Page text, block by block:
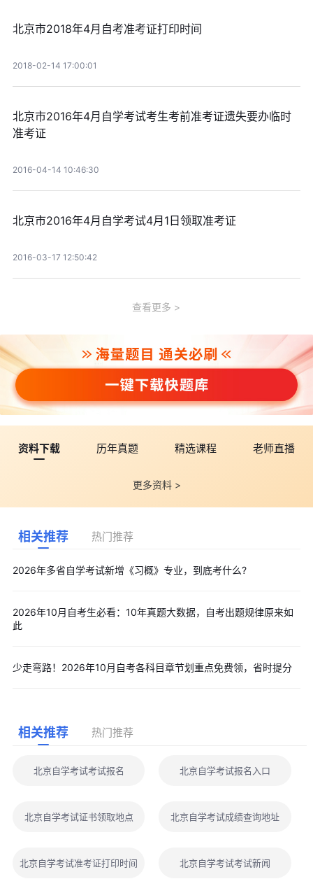
北京市2018年4月自考准考证打印时间
2018-02-14 17:00:01
北京市2016年4月自学考试考生考前准考证遗失要办临时
准考证
2016-04-14 10:46:30
北京市2016年4月自学考试4月1日领取准考证
2016-03-17 12:50:42
查看更多
资料下载 历年真题 精选课程 老师直播
更多资料 >
相关推荐 热门推荐
2026年多省自学考试新增《习概》专业，到底考什么?
2026年10月自考生必看：10年真题大数据，自考出题规律原来如
此
少走弯路！2026年10月自考各科目章节划重点免费领，省时提分
相关推荐 热门推荐
北京自学考试考试报名 北京自学考试报名入口
北京自学考试证书领取地点 北京自学考试成绩查询地址
北京自学考试准考证打印时间 北京自学考试考试新闻